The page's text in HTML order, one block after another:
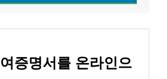
증명서를 온라인으